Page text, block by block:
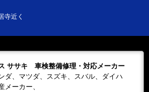
NEWS
ゴールデンウイークよろしくお願
寺近く
ササキ 車検整備修理・対応メーカー
ダ、マツダ、スズキ、スバル、ダイハ
ーカー、